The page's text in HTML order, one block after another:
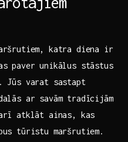
katra diena ir
paver unikālus stāstus⁢
Jūs varat sastapt
ar savām tradīcijām
atklāt ainas, kas
tūristu maršrutiem.